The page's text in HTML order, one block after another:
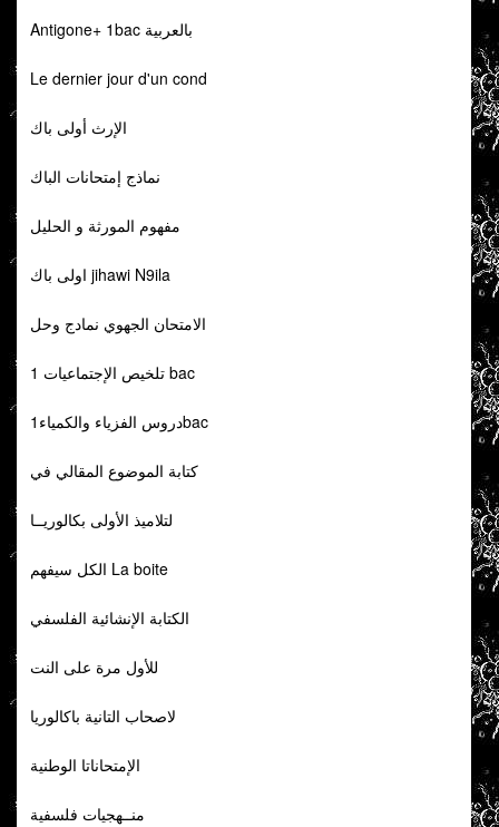
Antigone+ 1bac بالعربية
Le dernier jour d'un cond
الإرث أولى باك
نماذج إمتحانات الباك
مفهوم المورثة و الحليل
اولى باك jihawi N9ila
الامتحان الجهوي نمادج وحل
تلخيص الإجتماعيات 1 bac
دروس الفزياء والكمياء1bac
كتابة الموضوع المقالي في
لتلاميذ الأولى بكالوريــا
الكل سيفهم La boite
الكتابة الإنشائية الفلسفي
للأول مرة على النت
لاصحاب التانية باكالوريا
الإمتحاناتا الوطنية
منــهجيات فلسفية